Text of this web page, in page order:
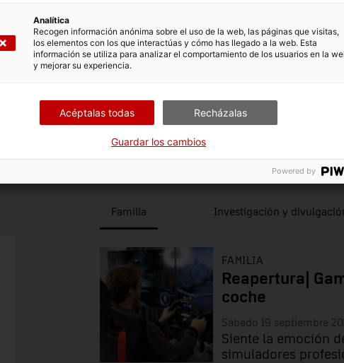
antigua colonia textil de Cabrianes.
trata de un reloj de agua, diseñado por el físico y artista
excepcional de pedernal de marina del siglo XVII,
que se utilizaron principalmente entre los siglos XVI
dos motocicletas míticas de fabricación catalana, una
de la década de 1930.
de transporte de mercancías y pasajeros de la línea
Familia Investigación y
FAMILIA
Reapertura|
coche
Sábado 19 septiembre
Siente la emoción
simuladores
Analítica
Recogen información anónima sobre el uso de la web, las páginas que visitas,
los elementos con los que interactúas y cómo has llegado a la web. Esta
información se utiliza para analizar el comportamiento de los usuarios en la
y mejorar su experiencia.
Acéptalas todas Recházalas
Guardar los cambios
Powered by